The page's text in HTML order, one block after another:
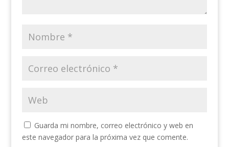
Guarda mi nombre, correo electrónico y web en
este navegador para la próxima vez que comente.